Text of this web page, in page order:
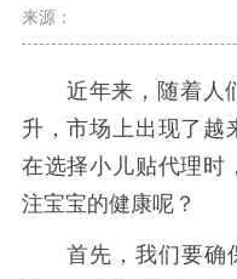
来源：
近年来，随着人们
升，市场上出现了越
在选择小儿贴代理时
注宝宝的健康呢？
首先，我们要确